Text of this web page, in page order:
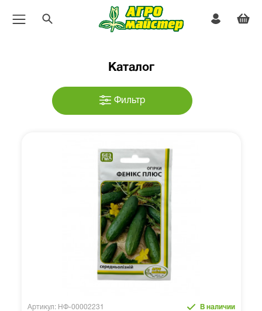
Каталог
Фильтр
Артикул: НФ-00002231 В наличии